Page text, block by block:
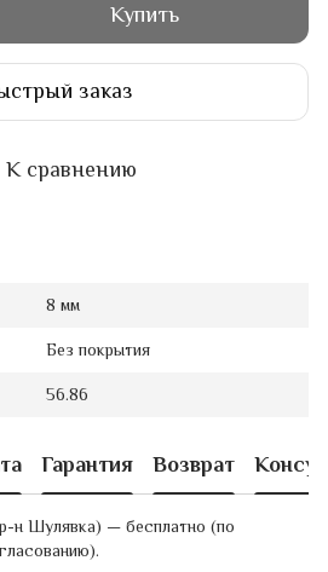
Купить
заказ
К сравнению
8 мм
Без покрытия
56.86
Гарантия Возврат
н Шулявка) — бесплатно (по